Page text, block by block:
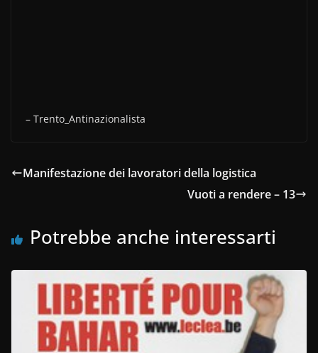
– Trento_Antinazionalista
Manifestazione dei lavoratori della logistica
Vuoti a rendere – 13
Potrebbe anche interessarti